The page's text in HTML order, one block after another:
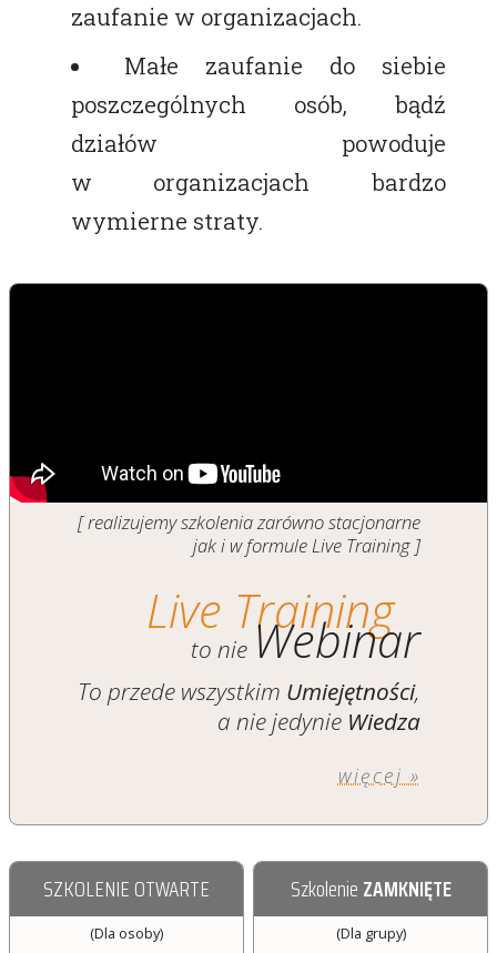
zaufanie w organizacjach.
Małe zaufanie do siebie
poszczególnych osób, bądź
działów powoduje
w organizacjach bardzo
wymierne straty.
[ realizujemy szkolenia zarówno stacjonarne
jak i w formule Live Training ]
Live Training
to nie Webinar
To przede wszystkim Umiejętności,
a nie jedynie Wiedza
więcej »
SZKOLENIE OTWARTE
(Dla osoby)
Szkolenie ZAMKNIĘTE
(Dla grupy)